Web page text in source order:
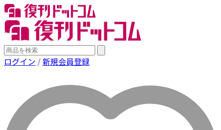
ログイン /新規会員登録